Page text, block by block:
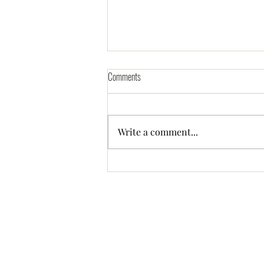
あと何回、会えるだろうか ー
Comments
Write a comment...